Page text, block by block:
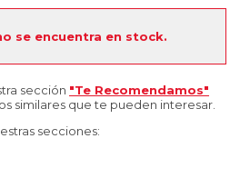
se encuentra en stock.
sección "Te Recomendamos"
similares que te pueden interesar.
secciones: